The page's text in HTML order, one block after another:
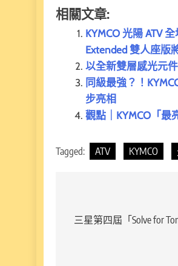
相關文章:
KYMCO 光陽 ATV
Extended 雙人座版
以全新雙層感光元
同級最強？！
步亮相
觀點｜KYMCO「最
Tagged: ATV KYMCO
章
三星第四屆「Solve for